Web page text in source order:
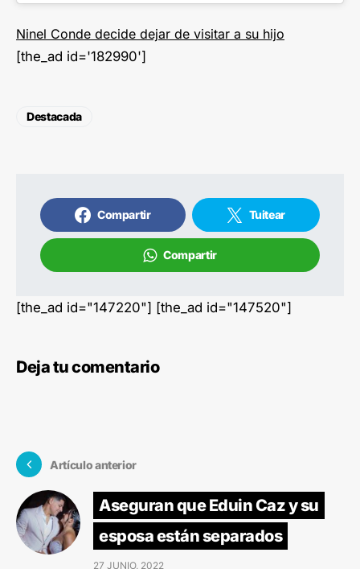
Ninel Conde decide dejar de visitar a su hijo
[the_ad id='182990']
Destacada
Compartir Tuitear
Compartir
[the_ad id="147220"] [the_ad id="147520"]
Deja tu comentario
Artículo anterior
Aseguran que Eduin Caz y su
esposa están separados
27 JUNIO, 2022